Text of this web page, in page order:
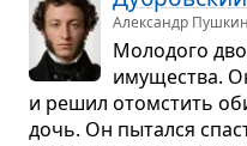
Александр
Моло­дого
иму­ще­ства.
и решил ото­мстить
дочь. Он пытался